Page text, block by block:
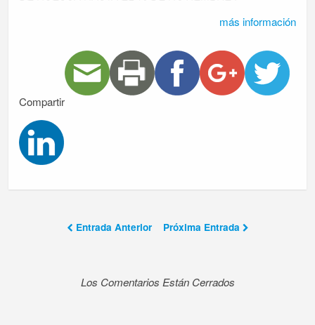
más información
Compartir
Entrada Anterior Próxima Entrada
Los Comentarios Están Cerrados